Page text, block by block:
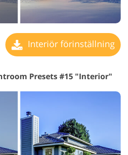
Interiör förinställning
Presets #15 "Interior"